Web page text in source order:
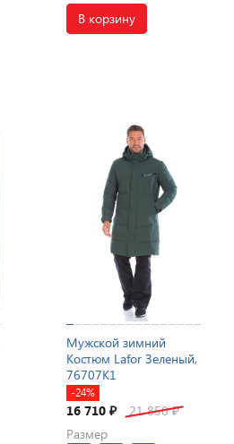
В корзину
Мужской зимний
Костюм Lafor Зеленый,
76707K1
-24%
16 710 ₽ 21 850₽
Размер